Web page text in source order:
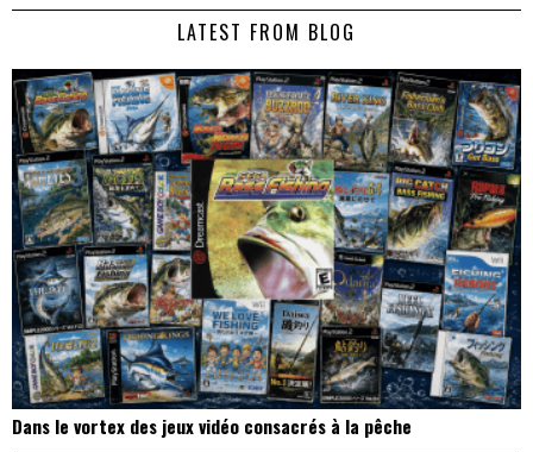
LATEST FROM BLOG
Dans le vortex des jeux vidéo consacrés à la pêche